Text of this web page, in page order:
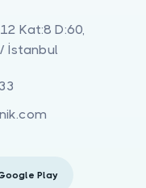
Kat:8 D:60,
İstanbul
Play